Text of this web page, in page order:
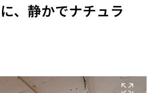
、静かでナチュラ